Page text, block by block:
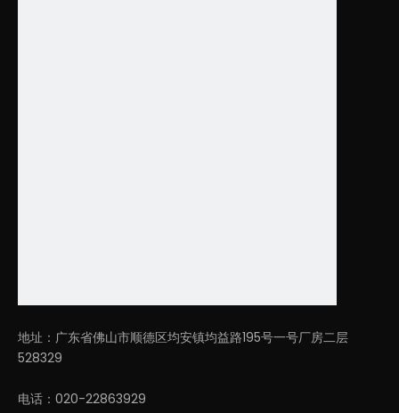
LED吸音板吊装Y灯
办公室Y形吸音灯
地址：广东省佛山市顺德区均安镇均益路195号一号厂房二层
528329
电话：020-22863929